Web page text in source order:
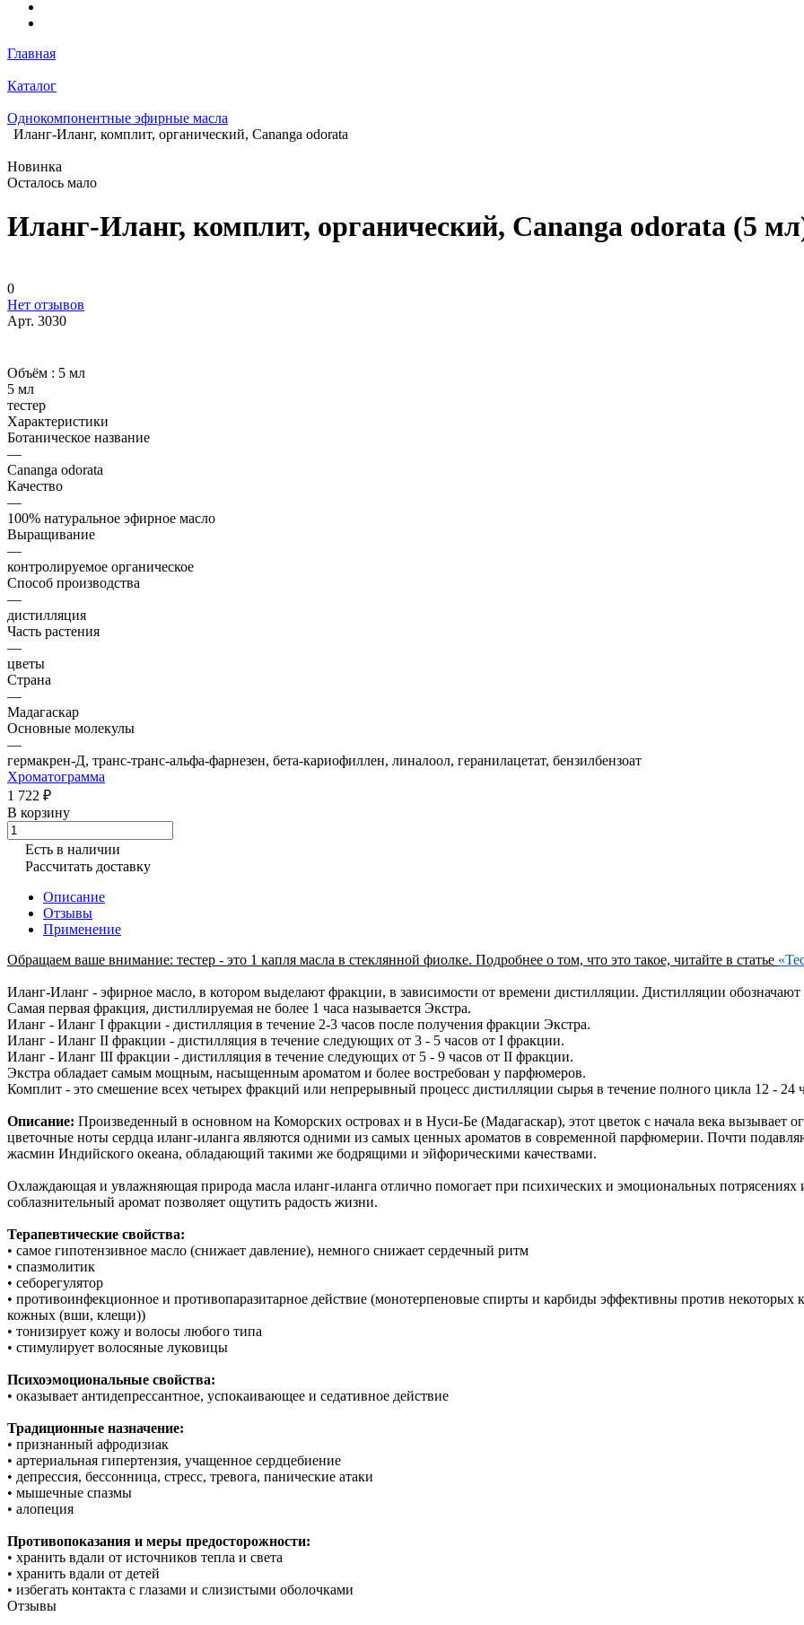
Главная
Каталог
Однокомпонентные эфирные масла
Иланг-Иланг, комплит, органический, Cananga odorata
Новинка
Осталось мало
Иланг-Иланг, комплит, органический, Cananga odorata (5
0
Нет отзывов
Арт. 3030
Объём : 5 мл
5 мл
тестер
Характеристики
Ботаническое название
—
Cananga odorata
Качество
—
100% натуральное эфирное масло
Выращивание
—
контролируемое органическое
Способ производства
—
дистилляция
Часть растения
—
цветы
Страна
—
Мадагаскар
Основные молекулы
—
гермакрен-Д, транс-транс-альфа-фарнезен, бета-кариофиллен, линалоол, геранилацетат, бензилбензоат
Хроматограмма
1 722 ₽
В корзину
Есть в наличии
Рассчитать доставку
Описание
Отзывы
Применение
Обращаем ваше внимание: тестер - это 1 капля масла в стеклянной фиолке. Подробнее о том, что это такое, читайте в статье
Иланг-Иланг - эфирное масло, в котором выделают фракции, в зависимости от времени дистилляции. Дистилляции
Самая первая фракция, дистиллируемая не более 1 часа называется Экстра.
Иланг - Иланг I фракции - дистилляция в течение 2-3 часов после получения фракции Экстра.
Иланг - Иланг II фракции - дистилляция в течение следующих от 3 - 5 часов от I фракции.
Иланг - Иланг III фракции - дистилляция в течение следующих от 5 - 9 часов от II фракции.
Экстра обладает самым мощным, насыщенным ароматом и более востребован у парфюмеров.
Комплит - это смешение всех четырех фракций или непрерывный процесс дистилляции сырья в течение полного цикла 12 - 24
Описание: Произведенный в основном на Коморских островах и в Нуси-Бе (Мадагаскар), этот цветок с начала века вызывает
цветочные ноты сердца иланг-иланга являются одними из самых ценных ароматов в современной парфюмерии. Почти
жасмин Индийского океана, обладающий такими же бодрящими и эйфорическими качествами.
Охлаждающая и увлажняющая природа масла иланг-иланга отлично помогает при психических и эмоциональных потрясениях
соблазнительный аромат позволяет ощутить радость жизни.
Терапевтические свойства:
• самое гипотензивное масло (снижает давление), немного снижает сердечный ритм
• спазмолитик
• себорегулятор
• противоинфекционное и противопаразитарное действие (монотерпеновые спирты и карбиды эффективны против
кожных (вши, клещи))
• тонизирует кожу и волосы любого типа
• стимулирует волосяные луковицы
Психоэмоциональные свойства:
• оказывает антидепрессантное, успокаивающее и седативное действие
Традиционные назначение:
• признанный афродизиак
• артериальная гипертензия, учащенное сердцебиение
• депрессия, бессонница, стресс, тревога, панические атаки
• мышечные спазмы
• алопеция
Противопоказания и меры предосторожности:
• хранить вдали от источников тепла и света
• хранить вдали от детей
• избегать контакта с глазами и слизистыми оболочками
Отзывы